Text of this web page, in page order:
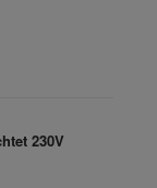
230V